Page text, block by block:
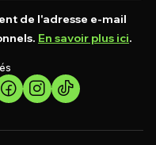
de l'adresse e-mail
En savoir plus ici.